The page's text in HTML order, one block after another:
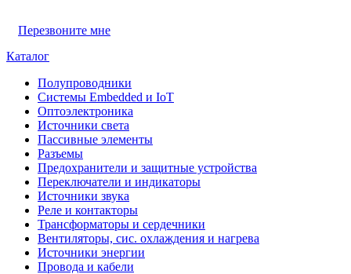
Перезвоните мне
Каталог
Полупроводники
Системы Embedded и IoT
Oптоэлектроника
Источники света
Пассивные элементы
Разъeмы
Предохранители и защитные устройства
Переключатели и индикаторы
Источники звука
Реле и контакторы
Трансформаторы и сердечники
Вентиляторы, сис. охлаждения и нагрева
Источники энергии
Провода и кабели